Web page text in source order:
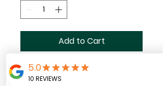
Add to Cart
Maleta en madera pintada
y decorada a mano con